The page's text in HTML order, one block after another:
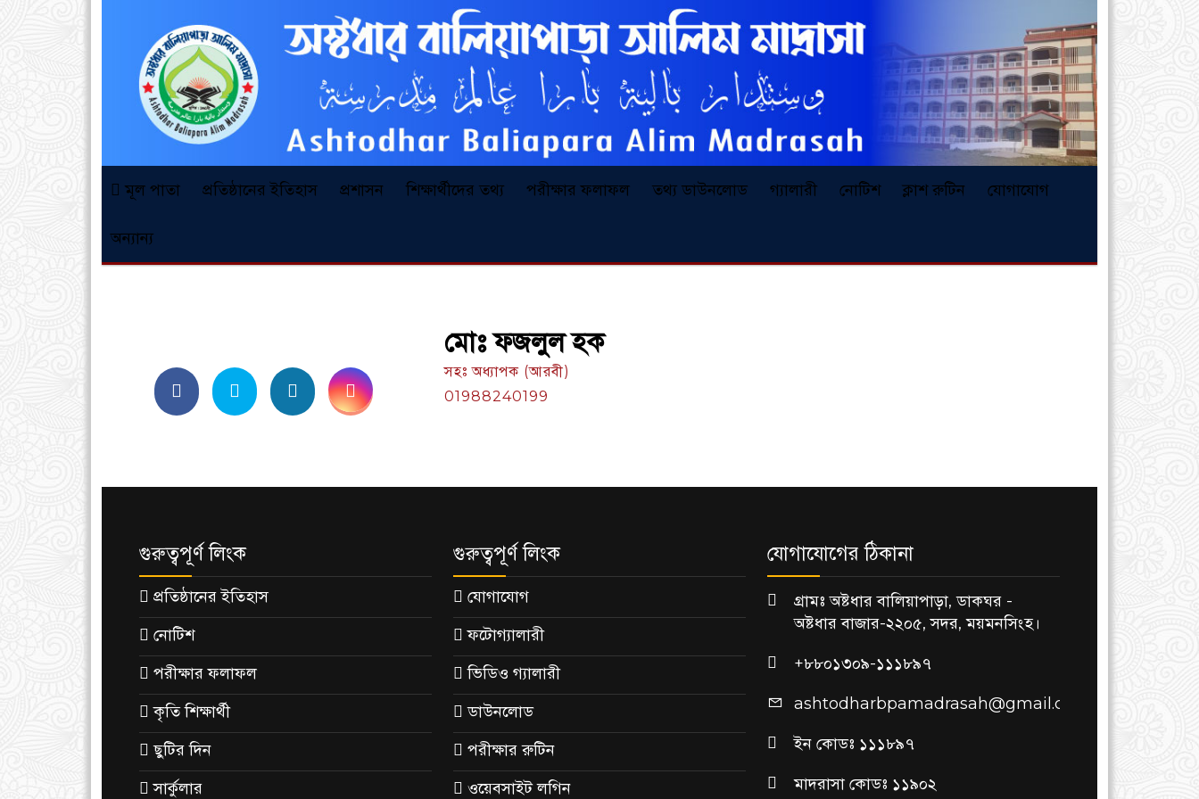
মূল পাতা প্রতিষ্ঠানের ইতিহাস প্রশাসন শিক্ষার্থীদের তথ্য পরীক্ষার ফলাফল তথ্য ডাউনলোড গ্যালারী নোটিশ ক্লাশ রুটিন যোগাযোগ
অন্যান্য
মোঃ ফজলুল হক
সহঃ অধ্যাপক (আরবী)
01988240199
গুরুত্বপূর্ণ লিংক
প্রতিষ্ঠানের ইতিহাস
নোটিশ
পরীক্ষার ফলাফল
কৃতি শিক্ষার্থী
ছুটির দিন
সার্কুলার
গুরুত্বপূর্ণ লিংক
যোগাযোগ
ফটোগ্যালারী
ভিডিও গ্যালারী
ডাউনলোড
পরীক্ষার রুটিন
ওয়েবসাইট লগিন
যোগাযোগের ঠিকানা
গ্রামঃ অষ্টধার বালিয়াপাড়া, ডাকঘর -
অষ্টধার বাজার-২২০৫, সদর, ময়মনসিংহ।
+৮৮০১৩০৯-১১১৮৯৭
ashtodharbpamadrasah@gmail.com
ইন কোডঃ ১১১৮৯৭
মাদরাসা কোডঃ ১১৯০২